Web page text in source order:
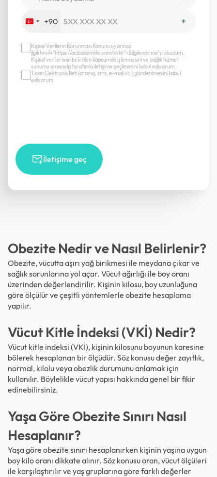
Turkey
+90
İletişime geç
Kişisel Verilerin Korunması Kanunu uyarınca
ilgili href="https://acibademlife.com/kvkk">Bilgilendirme’yi okudum.
Kişisel verilerimin belirtilen kapsamda işlenmesini ve sağlık hizmet
sunumu amacıyla tarafımla iletişime geçilmesini kabul ediyorum.
Ticari Elektronik İleti (arama, sms, e-mail vb.) gönderilmesini kabul
ediyorum.
Obezite Nedir ve Nasıl Belirlenir?
Obezite, vücutta aşırı yağ birikmesi ile meydana çıkar ve
sağlık sorunlarına yol açar. Vücut ağırlığı ile boy oranı
üzerinden değerlendirilir. Kişinin kilosu, boy uzunluğuna
göre ölçülür ve çeşitli yöntemlerle obezite hesaplama
yapılır.
Vücut Kitle İndeksi (VKİ) Nedir?
Vücut kitle indeksi (VKİ), kişinin kilosunu boyunun karesine
bölerek hesaplanan bir ölçüdür. Söz konusu değer zayıflık,
normal, kilolu veya obezlik durumunu anlamak için
kullanılır. Böylelikle vücut yapısı hakkında genel bir fikir
edinebilirsiniz.
Yaşa Göre Obezite Sınırı Nasıl
Hesaplanır?
Yaşa göre obezite sınırı hesaplanırken kişinin yaşına uygun
boy kilo oranı dikkate alınır. Söz konusu oran, vücut ölçüleri
ile karşılaştırılır ve yaş gruplarına göre farklı değerler